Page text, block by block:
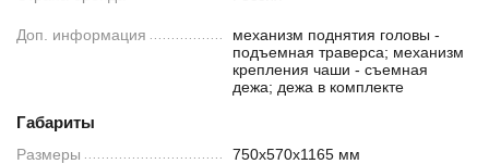
Доп. информация
механизм поднятия головы -
подъемная траверса; механизм
крепления чаши - съемная
дежа; дежа в комплекте
Габариты
Размеры 750х570х1165 мм